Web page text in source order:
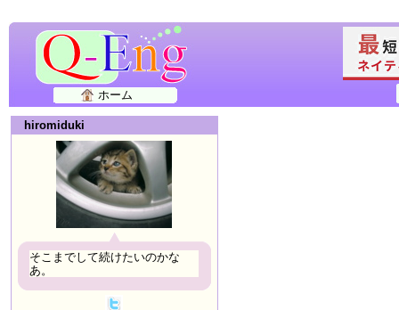
ホーム
hiromiduki
そこまでして続けたいのかな
あ。